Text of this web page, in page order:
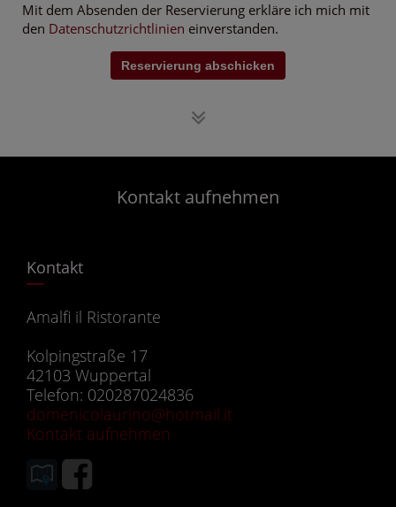
Mit dem Absenden der Reservierung erkläre ich mich mit
den Datenschutzrichtlinien einverstanden.
Reservierung abschicken
Kontakt aufnehmen
Kontakt
Amalfi il Ristorante
Kolpingstraße 17
42103 Wuppertal
Telefon: 020287024836
domenicolaurino@hotmail.it
Kontakt aufnehmen